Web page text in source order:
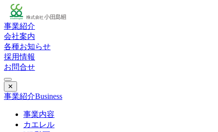
事業紹介
会社案内
各種お知らせ
採用情報
お問合せ
✕
事業紹介Business
事業内容
カエレル